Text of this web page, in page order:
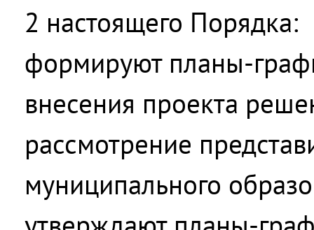
2 настоящего Порядка:
формируют планы-
внесения проекта
рассмотрение
муниципального